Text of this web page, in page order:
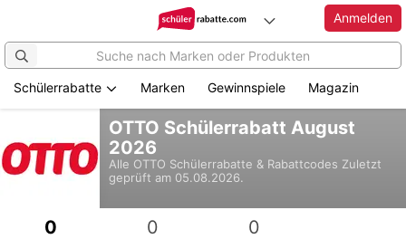
springen
Anmelden
Schülerrabatte Marken Gewinnspiele Magazin
OTTO Schülerrabatt August
2026
Alle OTTO Schülerrabatte & Rabattcodes Zuletzt
geprüft am 05.08.2026.
0 0 0